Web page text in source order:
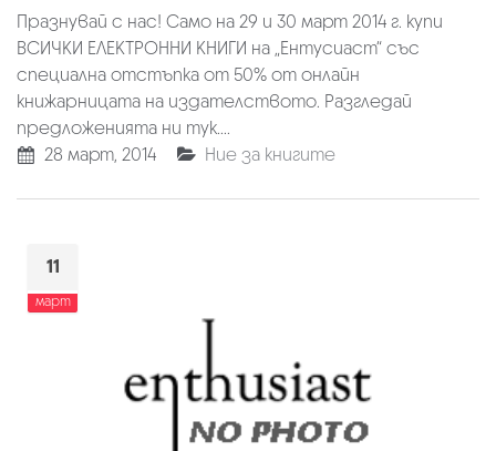
Празнувай с нас! Само на 29 и 30 март 2014 г. купи
ВСИЧКИ ЕЛЕКТРОННИ КНИГИ на „Ентусиаст“ със
специална отстъпка от 50% от онлайн
книжарницата на издателството. Разгледай
предложенията ни тук....
28 март, 2014
Ние за книгите
11
март